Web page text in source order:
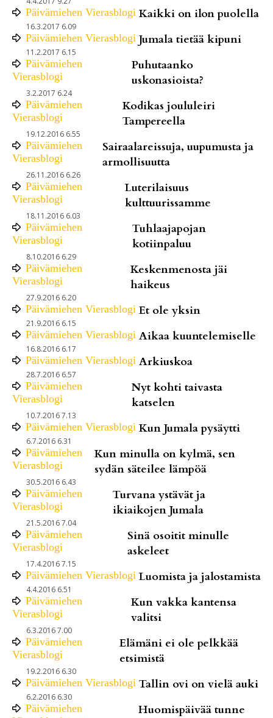
Päivämiehen Vierasblogi Kaikki on ilon puolella
16.3.2017 6.09
Päivämiehen Vierasblogi Jumala tietää kipuni
11.2.2017 6.15
Päivämiehen
Vierasblogi
Puhutaanko
uskonasioista?
3.2.2017 6.24
Päivämiehen
Vierasblogi
Kodikas joululeiri
Tampereella
19.12.2016 6.55
Päivämiehen
Vierasblogi
Sairaalareissuja, uupumusta ja
armollisuutta
26.11.2016 6.26
Päivämiehen
Vierasblogi
Luterilaisuus
kulttuurissamme
18.11.2016 6.03
Päivämiehen
Vierasblogi
Tuhlaajapojan
kotiinpaluu
8.10.2016 6.29
Päivämiehen
Vierasblogi
Keskenmenosta jäi
haikeus
27.9.2016 6.20
Päivämiehen Vierasblogi Et ole yksin
21.9.2016 6.15
Päivämiehen Vierasblogi Aikaa kuuntelemiselle
16.8.2016 6.17
Päivämiehen Vierasblogi Arkiuskoa
28.7.2016 6.57
Päivämiehen
Vierasblogi
Nyt kohti taivasta
katselen
10.7.2016 7.13
Päivämiehen Vierasblogi Kun Jumala pysäytti
6.7.2016 6.31
Päivämiehen
Vierasblogi
Kun minulla on kylmä, sen
sydän säteilee lämpöä
30.5.2016 6.43
Päivämiehen
Vierasblogi
Turvana ystävät ja
ikiaikojen Jumala
21.5.2016 7.04
Päivämiehen
Vierasblogi
Sinä osoitit minulle
askeleet
17.4.2016 7.15
Päivämiehen Vierasblogi Luomista ja jalostamista
4.4.2016 6.51
Päivämiehen
Vierasblogi
Kun vakka kantensa
valitsi
6.3.2016 7.00
Päivämiehen
Vierasblogi
Elämäni ei ole pelkkää
etsimistä
19.2.2016 6.30
Päivämiehen Vierasblogi Tallin ovi on vielä auki
6.2.2016 6.30
Päivämiehen
Huomispäivää tunne